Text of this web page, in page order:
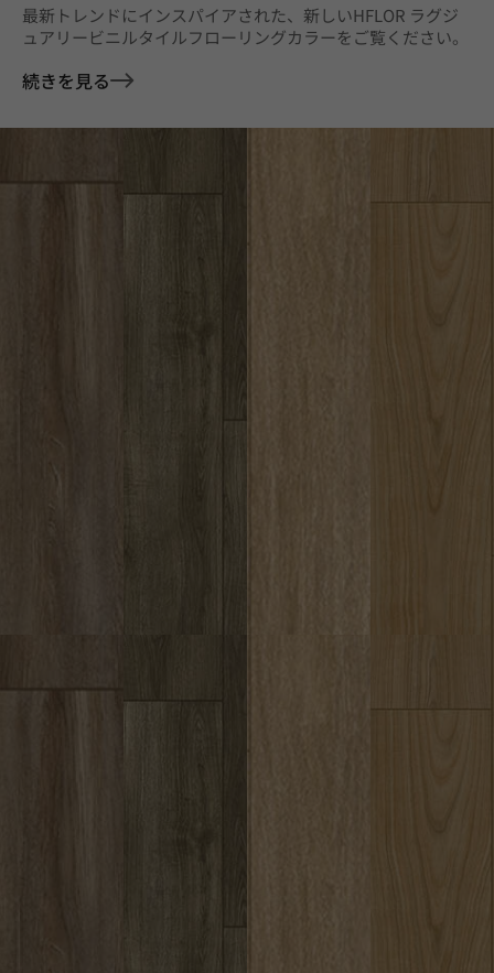
最新トレンドにインスパイアされた、新しいHFLOR ラグジ
ュアリービニルタイルフローリングカラーをご覧ください。
続きを見る